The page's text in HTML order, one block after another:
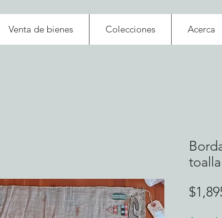
Venta de bienes Colecciones Acerca